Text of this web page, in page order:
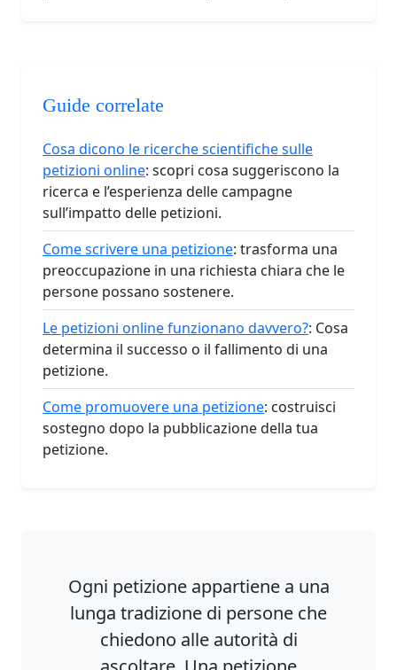
Guide correlate
Cosa dicono le ricerche scientifiche sulle
petizioni online: scopri cosa suggeriscono la
ricerca e l’esperienza delle campagne
sull’impatto delle petizioni.
Come scrivere una petizione: trasforma una
preoccupazione in una richiesta chiara che le
persone possano sostenere.
Le petizioni online funzionano davvero?: Cosa
determina il successo o il fallimento di una
petizione.
Come promuovere una petizione: costruisci
sostegno dopo la pubblicazione della tua
petizione.
Ogni petizione appartiene a una
lunga tradizione di persone che
chiedono alle autorità di